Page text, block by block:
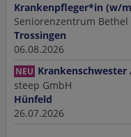
Krankenpfleger*in (w/
Seniorenzentrum Bethel
Trossingen
06.08.2026
NEU
steep GmbH
Hünfeld
26.07.2026